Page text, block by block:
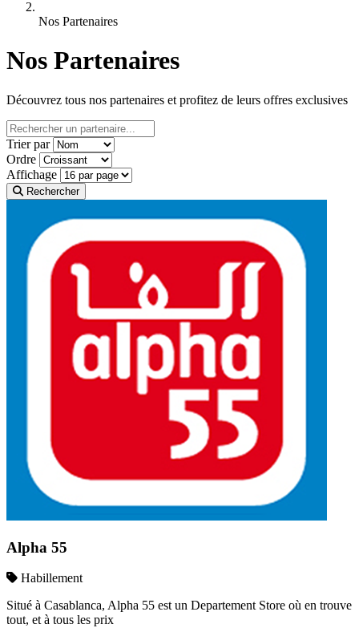
Nos Partenaires
Nos Partenaires
Découvrez tous nos partenaires et profitez de leurs offres exclusives
Trier par
Ordre
Affichage
Rechercher
Alpha 55
Habillement
Situé à Casablanca, Alpha 55 est un Departement Store où en trouve
tout, et à tous les prix